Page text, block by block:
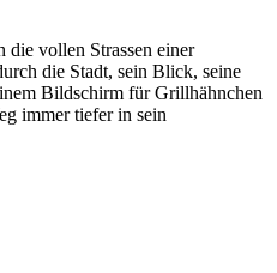
die vollen Strassen einer
die Stadt, sein Blick, seine
Bildschirm für Grillhähnchen
immer tiefer in sein